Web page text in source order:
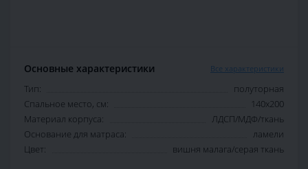
Основные характеристики Все характеристики
Тип:
полуторная
Спальное место, см:
140х200
Материал корпуса:
ЛДСП/МДФ/ткань
Основание для матраса:
ламели
Цвет:
вишня малага/серая ткань